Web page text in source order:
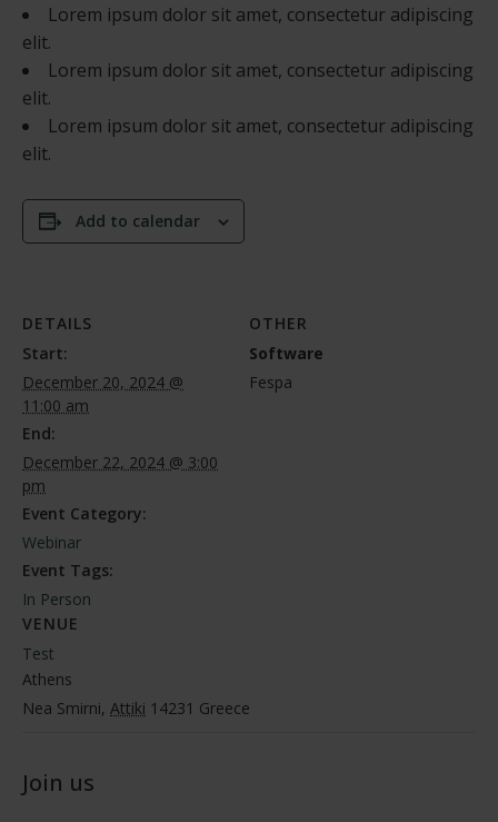
Lorem ipsum dolor sit amet, consectetur adipiscing
elit.
Lorem ipsum dolor sit amet, consectetur adipiscing
elit.
Lorem ipsum dolor sit amet, consectetur adipiscing
elit.
Add to calendar
DETAILS
Start:
December 20, 2024 @
11:00 am
End:
December 22, 2024 @ 3:00
pm
Event Category:
Webinar
Event Tags:
In Person
VENUE
Test
Athens
Nea Smirni, Attiki 14231 Greece
OTHER
Software
Fespa
Join us